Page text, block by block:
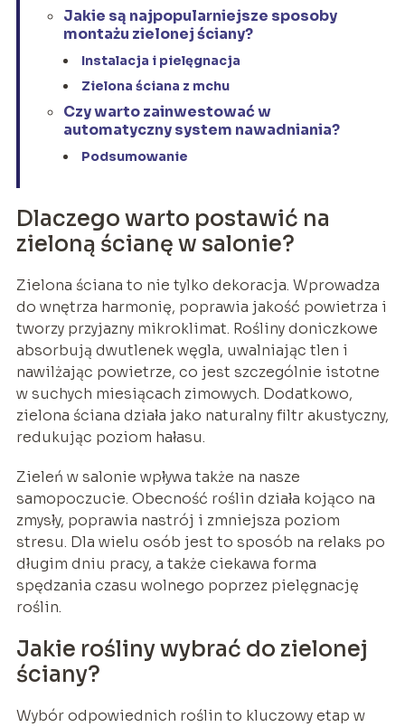
Jakie są najpopularniejsze sposoby
montażu zielonej ściany?
Instalacja i pielęgnacja
Zielona ściana z mchu
Czy warto zainwestować w
automatyczny system nawadniania?
Podsumowanie
Dlaczego warto postawić na
zieloną ścianę w salonie?
Zielona ściana to nie tylko dekoracja. Wprowadza
do wnętrza harmonię, poprawia jakość powietrza i
tworzy przyjazny mikroklimat. Rośliny doniczkowe
absorbują dwutlenek węgla, uwalniając tlen i
nawilżając powietrze, co jest szczególnie istotne
w suchych miesiącach zimowych. Dodatkowo,
zielona ściana działa jako naturalny filtr akustyczny,
redukując poziom hałasu.
Zieleń w salonie wpływa także na nasze
samopoczucie. Obecność roślin działa kojąco na
zmysły, poprawia nastrój i zmniejsza poziom
stresu. Dla wielu osób jest to sposób na relaks po
długim dniu pracy, a także ciekawa forma
spędzania czasu wolnego poprzez pielęgnację
roślin.
Jakie rośliny wybrać do zielonej
ściany?
Wybór odpowiednich roślin to kluczowy etap w